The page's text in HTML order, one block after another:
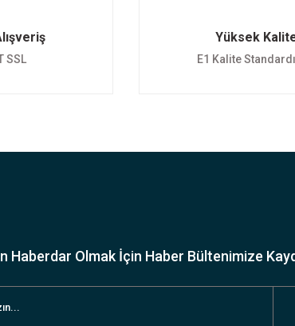
SSL
Yüksek
E1 Kalite
Haberdar Olmak İçin Haber Bültenimize